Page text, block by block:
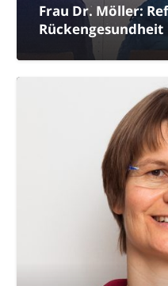
Frau Dr. Möller:
Rückengesundheit